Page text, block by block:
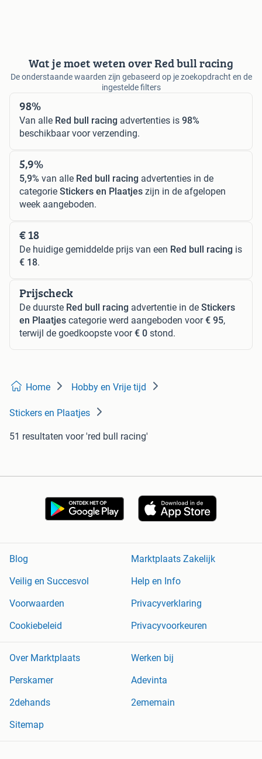
Wat je moet weten over Red bull racing
De onderstaande waarden zijn gebaseerd op je zoekopdracht en de
ingestelde filters
98%
Van alle Red bull racing advertenties is 98%
beschikbaar voor verzending.
5,9%
5,9% van alle Red bull racing advertenties in de
categorie Stickers en Plaatjes zijn in de afgelopen
week aangeboden.
€ 18
De huidige gemiddelde prijs van een Red bull racing is
€ 18.
Prijscheck
De duurste Red bull racing advertentie in de Stickers
en Plaatjes categorie werd aangeboden voor€ 95,
terwijl de goedkoopste voor€ 0 stond.
Home Hobby en Vrije tijd
Stickers en Plaatjes
51 resultaten voor 'red bull racing'
Blog
Marktplaats Zakelijk
Veilig en Succesvol
Help en Info
Voorwaarden
Privacyverklaring
Cookiebeleid
Privacyvoorkeuren
Over Marktplaats
Werken bij
Perskamer
Adevinta
2dehands
2ememain
Sitemap